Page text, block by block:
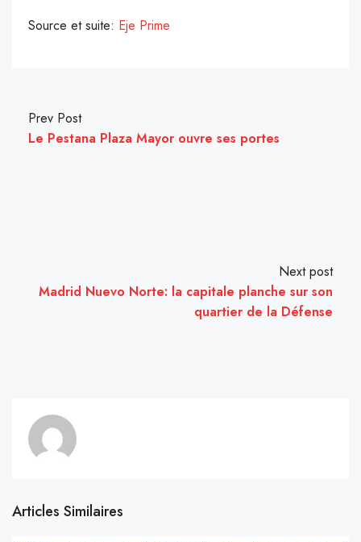
Source et suite: Eje Prime
Prev Post
Le Pestana Plaza Mayor ouvre ses portes
Next post
Madrid Nuevo Norte: la capitale planche sur son
quartier de la Défense
Articles Similaires